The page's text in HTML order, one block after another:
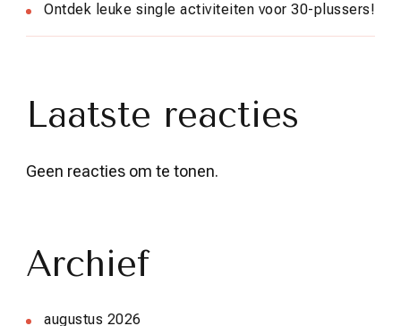
Ontdek leuke single activiteiten voor 30-plussers!
Laatste reacties
Geen reacties om te tonen.
Archief
augustus 2026